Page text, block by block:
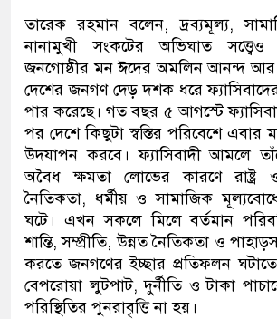
তারেক রহমান বলেন, দ্রব্যমূল্য,
নানামুখী সংকটের অভিঘাত
জনগোষ্ঠীর মন ঈদের অমলিন আনন্দ আর
দেশের জনগণ দেড় দশক ধরে
পার করেছে। গত বছর ৫ আগস্টে
পর দেশে কিছুটা স্বস্তির পরিবেশে
উদযাপন করবে। ফ্যাসিবাদী আমলে
অবৈধ ক্ষমতা লোভের কারণে রাষ্ট্র
নৈতিকতা, ধর্মীয় ও সামাজিক
ঘটে। এখন সকলে মিলে বর্তমান
শান্তি, সম্প্রীতি, উন্নত নৈতিকতা ও
করতে জনগণের ইচ্ছার প্রতিফলন ঘটাতে
বেপরোয়া লুটপাট, দুর্নীতি ও টাকা
পরিস্থিতির পুনরাবৃত্তি না হয়।